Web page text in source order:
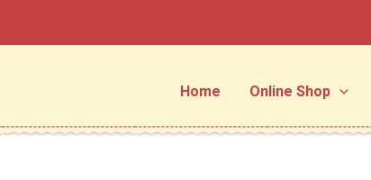
Home
Online Shop